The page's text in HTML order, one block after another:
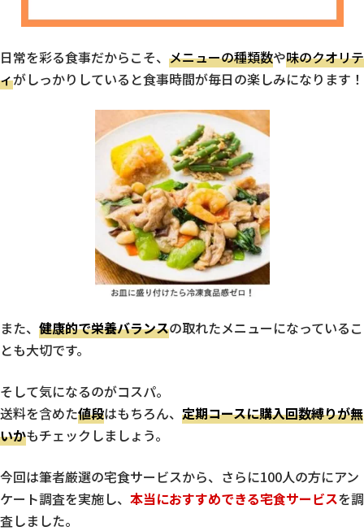
日常を彩る食事だからこそ、 メニューの種類数や味のクオリテ
ィがしっかりしていると食事時間が毎日の楽しみになります！
また、 健康的で栄養バランスの取れたメニューになっているこ
とも大切です。
そして気になるのがコスパ。
送料を含めた値段はもちろん、 定期コースに購入回数縛りが無
いかもチェックしましょう。
今回は筆者厳選の宅食サービスから、さらに100人の方にアン
ケート調査を実施し、 本当におすすめできる宅食サービスを調
査しました。